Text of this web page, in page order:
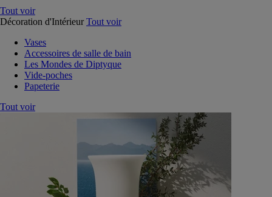
Tout voir
Décoration d'Intérieur Tout voir
Vases
Accessoires de salle de bain
Les Mondes de Diptyque
Vide-poches
Papeterie
Tout voir